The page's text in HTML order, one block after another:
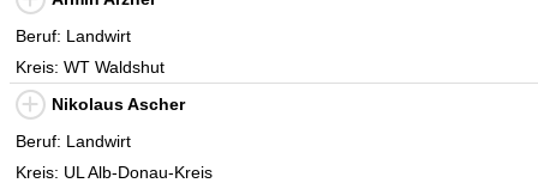
Beruf: Landwirt
Kreis: WT Waldshut
Nikolaus Ascher
Beruf: Landwirt
Kreis: UL Alb-Donau-Kreis